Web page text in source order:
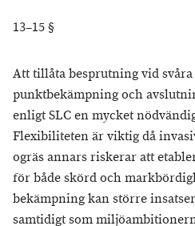
13–15 §
Att tillåta besprutning vid
punktbekämpning och
enligt SLC en mycket
Flexibiliteten är viktig då
ogräs annars riskerar att
för både skörd och
bekämpning kan större
samtidigt som